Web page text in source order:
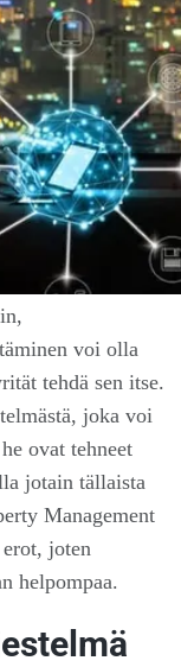
voi olla
tehdä sen itse.
joka voi
ovat tehneet
jotain tällaista
Management
joten
helpompaa.